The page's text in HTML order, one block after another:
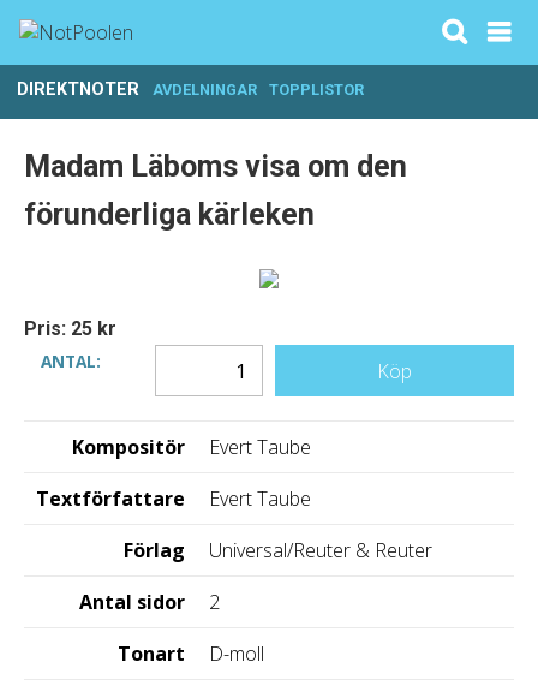
DIREKTNOTER AVDELNINGAR TOPPLISTOR
Madam Läboms visa om den
förunderliga kärleken
Pris: 25 kr
ANTAL:
Köp
Kompositör
Evert Taube
Textförfattare
Evert Taube
Förlag
Universal/Reuter & Reuter
Antal sidor
2
Tonart
D-moll